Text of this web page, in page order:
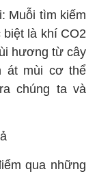
Muỗi tìm kiếm
là khí CO2
hương từ cây
át mùi cơ thể
chúng ta và
ả
qua những